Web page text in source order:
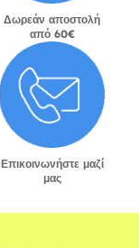
Δωρεάν αποστολή
από 60€
Επικοινωνήστε μαζί
μας